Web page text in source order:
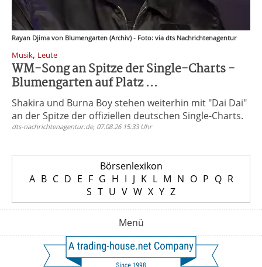
Rayan Djima von Blumengarten (Archiv) - Foto: via dts Nachrichtenagentur
Musik, Leute
WM-Song an Spitze der Single-Charts -
Blumengarten auf Platz ...
Shakira und Burna Boy stehen weiterhin mit "Dai Dai"
an der Spitze der offiziellen deutschen Single-Charts.
dts-nachrichtenagentur.de, 07.08.26 15:33 Uhr
Börsenlexikon
A B C D E F G H I J K L M N O P Q R
S T U V W X Y Z
Menü